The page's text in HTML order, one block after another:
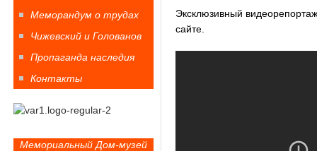
Эксклюзивный
сайте.
Меморандум о трудах
Чижевский и Голованов
Пропаганда наследия
Контакты
Мемориальный Дом-музей